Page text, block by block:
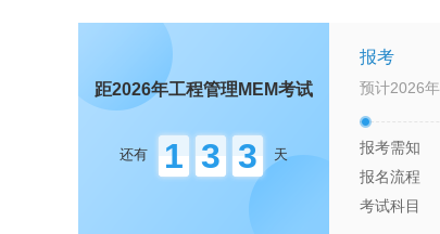
距2026年工程管理MEM考试
还有 1 3 3 天
报考
预计2026
报考需知
报名流程
考试科目